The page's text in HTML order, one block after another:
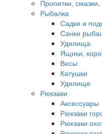
Пропитки,
Рыбалка
Садки и
Санки
Удилища
Ящики,
Весы
Катушки
Удилище
Рюкзаки
Аксессуары
Рюкзаки
Рюкзаки